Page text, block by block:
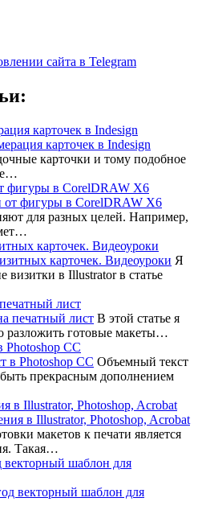
сайта в Telegram
карточек в Indesign
карточки и тому подобное
фигуры в CorelDRAW X6
для разных целей. Например,
карточек. Видеоуроки
Я
визитки в Illustrator в статье
лист
В этой статье я
разложить готовые макеты…
Photoshop CC
Объемный текст
прекрасным дополнением
в Illustrator, Photoshop, Acrobat
макетов к печати является
Такая…
векторный шаблон для